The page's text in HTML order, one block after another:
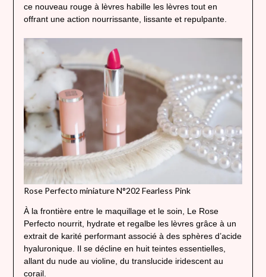
ce nouveau rouge à lèvres habille les lèvres tout en
offrant une action nourrissante, lissante et repulpante.
Rose Perfecto miniature N°202 Fearless Pink
À la frontière entre le maquillage et le soin, Le Rose
Perfecto nourrit, hydrate et regalbe les lèvres grâce à un
extrait de karité performant associé à des sphères d’acide
hyaluronique. Il se décline en huit teintes essentielles,
allant du nude au violine, du translucide iridescent au
corail.